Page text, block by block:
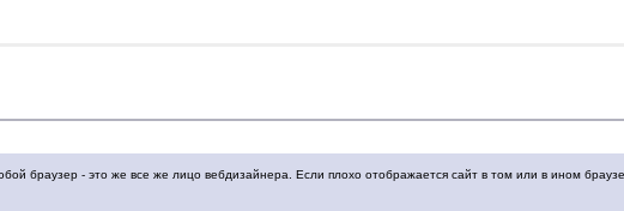
браузер - это же все же лицо вебдизайнера. Если плохо отображается сайт в том или в ином